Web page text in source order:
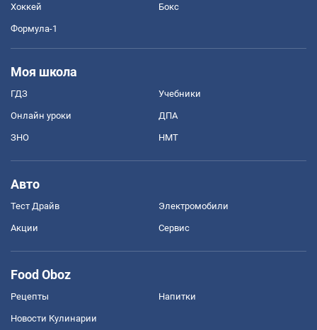
Хоккей Бокс
Формула-1
Моя школа
ГДЗ Учебники
Онлайн уроки ДПА
ЗНО НМТ
Авто
Тест Драйв Электромобили
Акции Сервис
Food Oboz
Рецепты Напитки
Новости Кулинарии